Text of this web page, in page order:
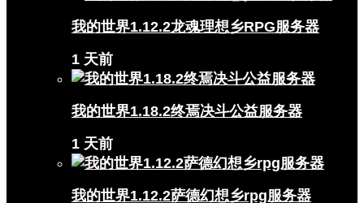
我的世界1.12.2龙魂理想乡RPG服务器
1 天前
我的世界1.18.2终焉决斗公益服务器
1 天前
我的世界1.12.2萨德幻想乡rpg服务器